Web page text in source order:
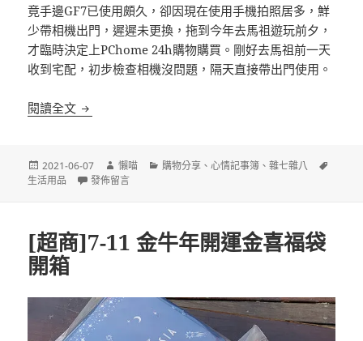
竟手邊GF7已使用頗久，卻因現在使用手機拍照居多，鮮
少帶相機出門，遲遲未更換，拖到今年去馬祖遊玩前夕，
才臨時決定上PChome 24h購物購買。剛好去馬祖前一天
收到宅配，初步檢查相機沒問題，隔天直接帶出門使用。
閱讀全文 新入手相機保證書編號已被他人註冊處理過程
發
佈
2021-06-07
作
者
懶喵
分
購物分享 、心情記事簿 、雜七雜八
生活用品 在〈新入手相機保證書編號已被他人註冊處理過程〉
發佈留言
[超商]7-11 金牛年開運金喜福袋
開箱